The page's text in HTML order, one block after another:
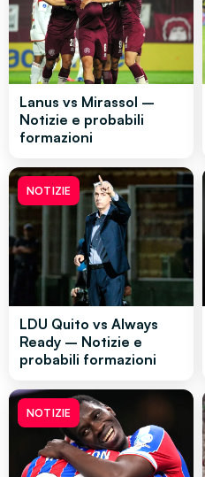
Lanus vs Mirassol –
Notizie e probabili
formazioni
NOTIZIE
LDU Quito vs Always
Ready – Notizie e
probabili formazioni
NOTIZIE